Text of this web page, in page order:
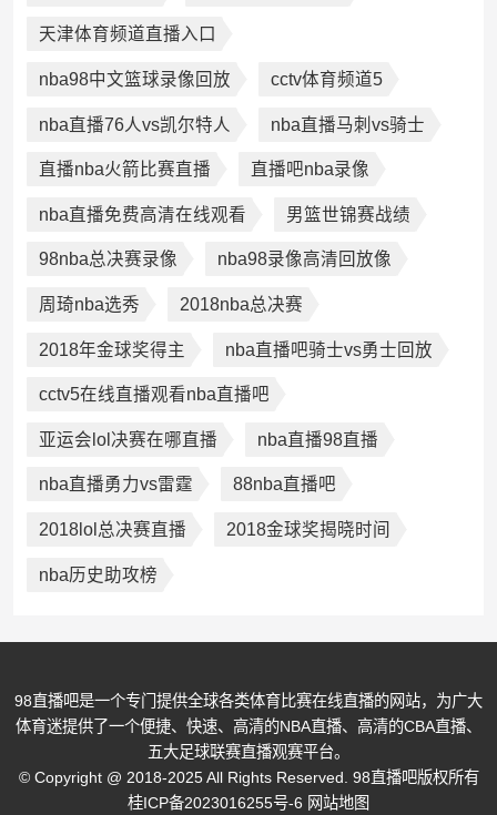
天津体育频道直播入口
nba98中文篮球录像回放 cctv体育频道5
nba直播76人vs凯尔特人 nba直播马刺vs骑士
直播nba火箭比赛直播 直播吧nba录像
nba直播免费高清在线观看 男篮世锦赛战绩
98nba总决赛录像 nba98录像高清回放像
周琦nba选秀 2018nba总决赛
2018年金球奖得主 nba直播吧骑士vs勇士回放
cctv5在线直播观看nba直播吧
亚运会lol决赛在哪直播 nba直播98直播
nba直播勇力vs雷霆 88nba直播吧
2018lol总决赛直播 2018金球奖揭晓时间
nba历史助攻榜
98直播吧是一个专门提供全球各类体育比赛在线直播的网站，为广大
体育迷提供了一个便捷、快速、高清的NBA直播、高清的CBA直播、
五大足球联赛直播观赛平台。
© Copyright @ 2018-2025 All Rights Reserved. 98直播吧版权所有
桂ICP备2023016255号-6 网站地图